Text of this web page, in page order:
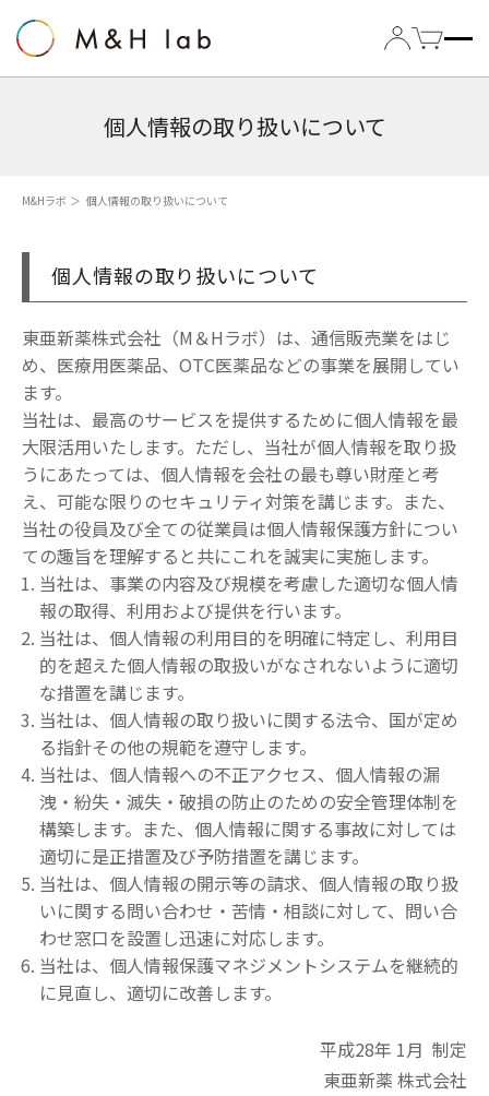
個人情報の取り扱いについて
M&Hラボ ＞ 個人情報の取り扱いについて
個人情報の取り扱いについて
東亜新薬株式会社（M＆Hラボ）は、通信販売業をはじ
め、医療用医薬品、OTC医薬品などの事業を展開してい
ます。
当社は、最高のサービスを提供するために個人情報を最
大限活用いたします。ただし、当社が個人情報を取り扱
うにあたっては、個人情報を会社の最も尊い財産と考
え、可能な限りのセキュリティ対策を講じます。また、
当社の役員及び全ての従業員は個人情報保護方針につい
ての趣旨を理解すると共にこれを誠実に実施します。
当社は、事業の内容及び規模を考慮した適切な個人情
報の取得、利用および提供を行います。
当社は、個人情報の利用目的を明確に特定し、利用目
的を超えた個人情報の取扱いがなされないように適切
な措置を講じます。
当社は、個人情報の取り扱いに関する法令、国が定め
る指針その他の規範を遵守します。
当社は、個人情報への不正アクセス、個人情報の漏
洩・紛失・滅失・破損の防止のための安全管理体制を
構築します。また、個人情報に関する事故に対しては
適切に是正措置及び予防措置を講じます。
当社は、個人情報の開示等の請求、個人情報の取り扱
いに関する問い合わせ・苦情・相談に対して、問い合
わせ窓口を設置し迅速に対応します。
当社は、個人情報保護マネジメントシステムを継続的
に見直し、適切に改善します。
平成28年 1月 制定
東亜新薬 株式会社